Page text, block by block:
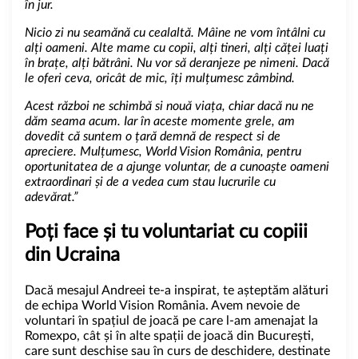
în jur.
Nicio zi nu seamănă cu cealaltă. Mâine ne vom întâlni cu
alți oameni. Alte mame cu copii, alți tineri, alți căței luați
în brațe, alți bătrâni. Nu vor să deranjeze pe nimeni. Dacă
le oferi ceva, oricât de mic, îți mulțumesc zâmbind.
Acest război ne schimbă si nouă viața, chiar dacă nu ne
dăm seama acum. Iar în aceste momente grele, am
dovedit că suntem o țară demnă de respect si de
apreciere. Mulțumesc, World Vision România, pentru
oportunitatea de a ajunge voluntar, de a cunoaște oameni
extraordinari și de a vedea cum stau lucrurile cu
adevărat.”
Poți face și tu voluntariat cu copiii
din Ucraina
Dacă mesajul Andreei te-a inspirat, te așteptăm alături
de echipa World Vision România. Avem nevoie de
voluntari în spațiul de joacă pe care l-am amenajat la
Romexpo, cât și în alte spații de joacă din București,
care sunt deschise sau în curs de deschidere, destinate